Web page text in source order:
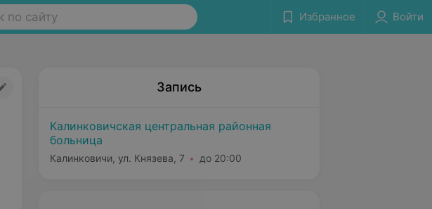
по сайту Избранное Войти
Запись
Калинковичская центральная районная
больница
Калинковичи, ул. Князева, 7 до 20:00